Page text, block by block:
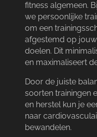
fitness algemeen.​
we persoonlijke
om een
afgestemd op
doelen.​ Dit
en maximaliseert
Door de juiste
soorten trainingen
en herstel kun je
naar
bewandelen.​